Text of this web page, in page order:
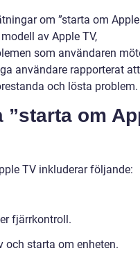
om ”starta om Apple
av Apple TV,
som användaren
användare rapporterat
och lösta problem.
om
TV inkluderar följande:
fjärrkontroll.
starta om enheten.